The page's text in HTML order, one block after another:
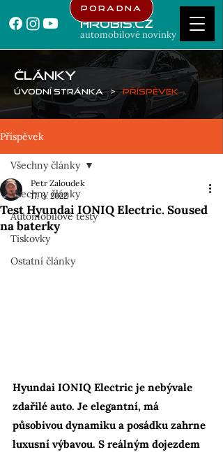
Hrubis.cz
automobilové novinky
Poradna
ČLÁNKY
Úvodní stránka > Příspěvek
Příspěvek
Všechny články
Automobilové testy
Tiskovky
Ostatní články
Všechny články
Test Hyundai IONIQ Electric. Soused
na baterky
Petr Zaloudek
17. 3. 2022
Hyundai IONIQ Electric je nebývale
zdařilé auto. Je elegantní, má
působivou dynamiku a posádku zahrne
luxusní výbavou. S reálným dojezdem